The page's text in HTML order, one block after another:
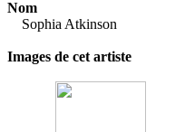
Nom
Sophia Atkinson
Images de cet artiste